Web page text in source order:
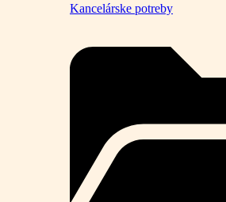
Kancelárske potreby